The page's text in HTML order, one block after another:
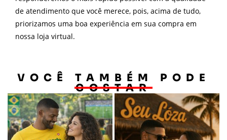
de atendimento que você merece, pois, acima de tudo,
priorizamos uma boa experiência em sua compra em
nossa loja virtual.
VOCÊ TAMBÉM PODE
GOSTAR